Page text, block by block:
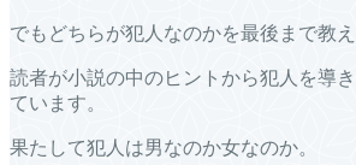
でもどちらが犯人なのかを最後まで教
読者が小説の中のヒントから犯人を導
ています。
果たして犯人は男なのか女なのか。